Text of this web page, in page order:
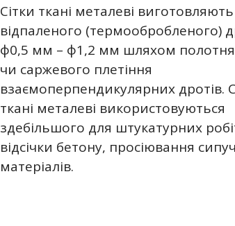
Сітки ткані металеві
відпаленого (термообробленого)
ф0,5 мм – ф1,2 мм шляхом
чи саржевого плетіння
взаємоперпендикулярних дротів.
ткані металеві використовуються
здебільшого для штукатурних
відсічки бетону, просіювання
матеріалів.